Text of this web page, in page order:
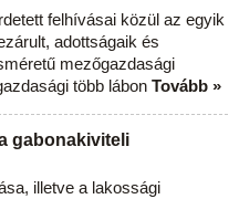
felhívásai közül az egyik
adottságaik és
mezőgazdasági
több lábon Tovább »
gabonakiviteli
illetve a lakossági